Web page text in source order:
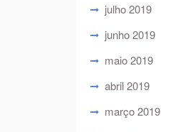
julho 2019
junho 2019
maio 2019
abril 2019
março 2019